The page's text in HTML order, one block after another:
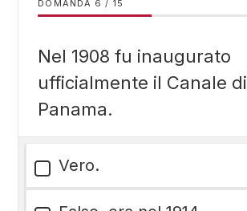
DOMANDA / 15
Nel 1908 fu inaugurato
ufficialmente il Canale di
Panama.
Vero.